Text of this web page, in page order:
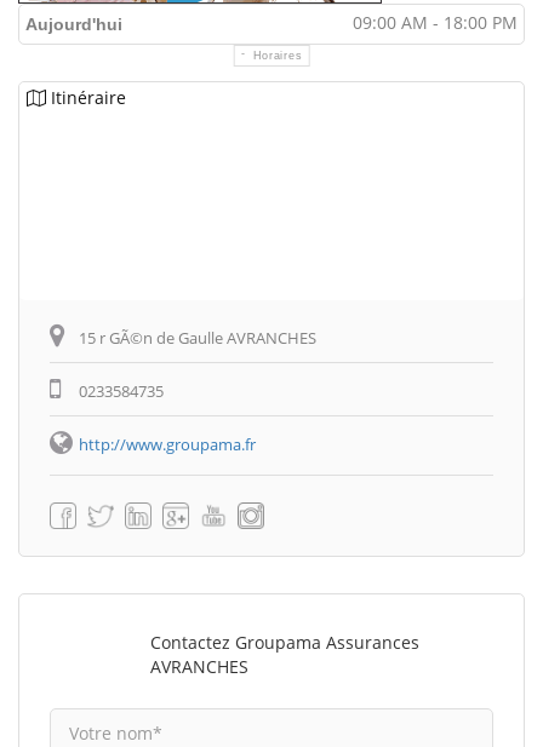
Aujourd'hui 09:00 AM - 18:00 PM
Horaires
Itinéraire
15 r GÃ©n de Gaulle AVRANCHES
0233584735
http://www.groupama.fr
Contactez Groupama Assurances
AVRANCHES